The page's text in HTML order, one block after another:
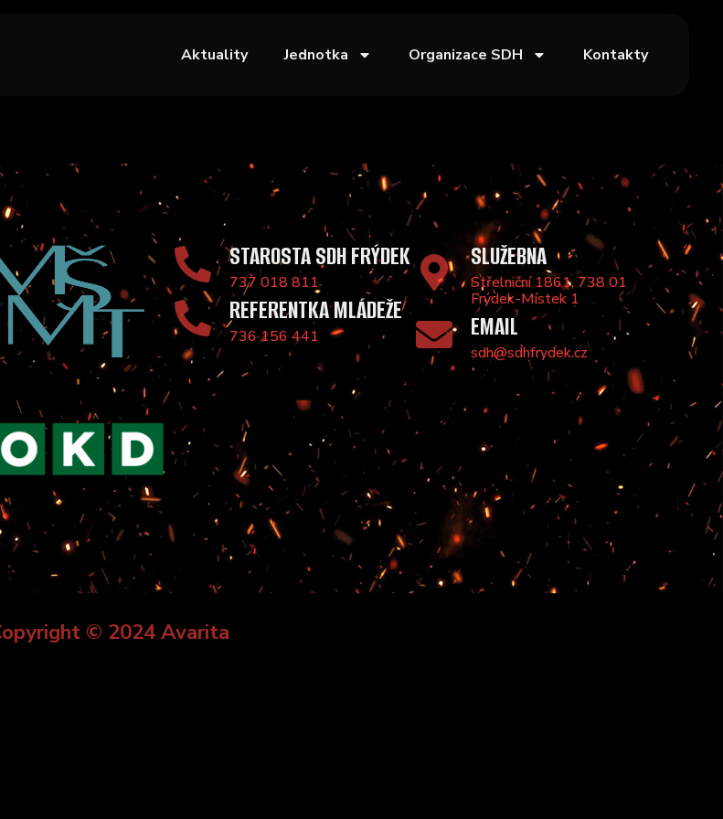
Aktuality Jednotka Organizace SDH Kontakty
SLUŽEBNA
Střelniční 1861, 738 01
Frýdek-Místek 1
EMAIL
sdh@sdhfrydek.cz
STAROSTA SDH FRÝDEK
737 018 811
REFERENTKA MLÁDEŽE
736 156 441
© 2024 Avarita